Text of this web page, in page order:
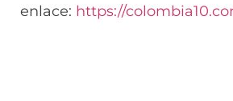
enlace: https://